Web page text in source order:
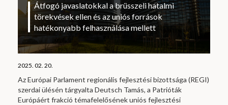
Átfogó javaslatokkal a brüsszeli hatalmi
törekvések ellen és az uniós források
hatékonyabb felhasználása mellett
2025. 02. 20.
Az Európai Parlament regionális fejlesztési bizottsága (REGI)
szerdai ülésén tárgyalta Deutsch Tamás, a Patrióták
Európáért frakció témafelelősének uniós fejlesztési